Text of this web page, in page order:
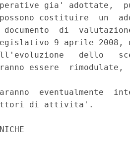
gia' adottate,
costituire  un
documento  di
9 aprile 2008,
dello
essere  rimodulate,
eventualmente
di attivita'.